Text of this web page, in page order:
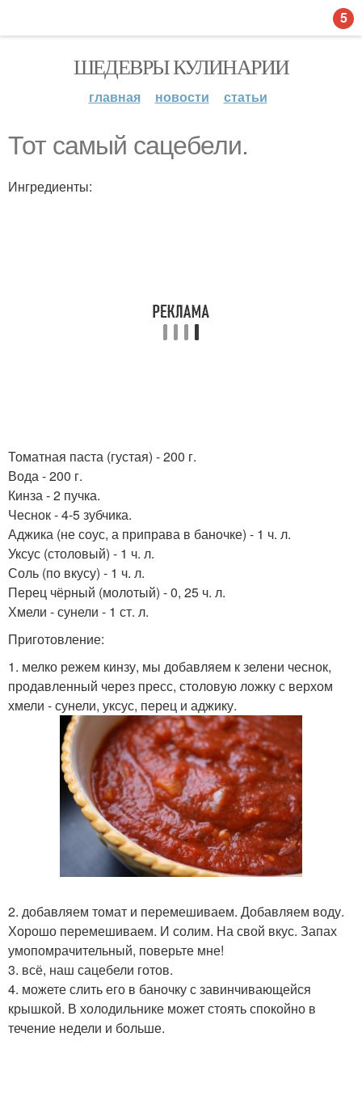
ШЕДЕВРЫ КУЛИНАРИИ
главная новости статьи
Тот самый сацебели.
Ингредиенты:
Томатная паста (густая) - 200 г.
Вода - 200 г.
Кинза - 2 пучка.
Чеснок - 4-5 зубчика.
Аджика (не соус, а приправа в баночке) - 1 ч. л.
Уксус (столовый) - 1 ч. л.
Соль (по вкусу) - 1 ч. л.
Перец чёрный (молотый) - 0, 25 ч. л.
Хмели - сунели - 1 ст. л.
Приготовление:
1. мелко режем кинзу, мы добавляем к зелени чеснок,
продавленный через пресс, столовую ложку с верхом
хмели - сунели, уксус, перец и аджику.
2. добавляем томат и перемешиваем. Добавляем воду.
Хорошо перемешиваем. И солим. На свой вкус. Запах
умопомрачительный, поверьте мне!
3. всё, наш сацебели готов.
4. можете слить его в баночку с завинчивающейся
крышкой. В холодильнике может стоять спокойно в
течение недели и больше.
5